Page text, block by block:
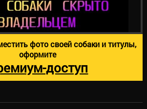
фото своей собаки и титулы,
оформите
доступ